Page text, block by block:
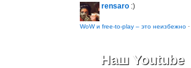
rensaro :)
WoW и free-to-play – это неизбежно ·
Наш Youtube